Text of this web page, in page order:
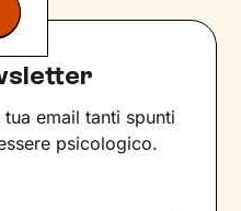
email tanti spunti
psicologico.